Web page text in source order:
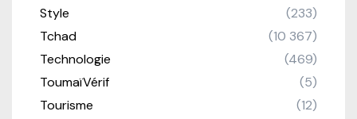
Style
(233)
Tchad
(10 367)
Technologie
(469)
ToumaïVérif
(5)
Tourisme
(12)